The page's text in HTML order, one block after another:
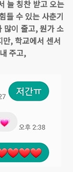
늘 칭찬 받고 오는
들 수 있는 사춘기
많이 줄고, 뭔가 소
, 학교에서 센서
주고,